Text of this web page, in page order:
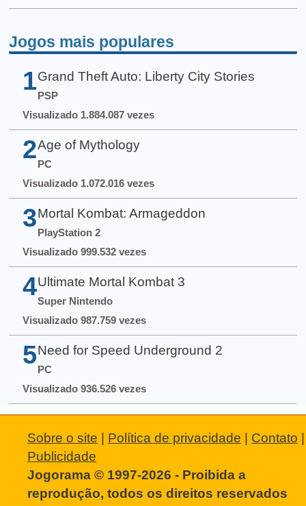
Jogos mais populares
1 Grand Theft Auto: Liberty City Stories
PSP
Visualizado 1.884.087 vezes
2 Age of Mythology
PC
Visualizado 1.072.016 vezes
3 Mortal Kombat: Armageddon
PlayStation 2
Visualizado 999.532 vezes
4 Ultimate Mortal Kombat 3
Super Nintendo
Visualizado 987.759 vezes
5 Need for Speed Underground 2
PC
Visualizado 936.526 vezes
Sobre o site Política de privacidade Contato
Publicidade
Jogorama © 1997-2026 - Proibida a
reprodução, todos os direitos reservados